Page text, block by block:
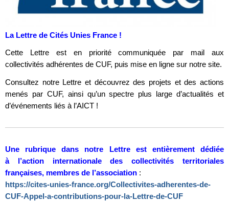
La Lettre de Cités Unies France !
Cette Lettre est en priorité communiquée par mail aux
collectivités adhérentes de CUF, puis mise en ligne sur notre site.
Consultez notre Lettre et découvrez des projets et des actions
menés par CUF, ainsi qu’un spectre plus large d’actualités et
d’événements liés à l’AICT !
Une rubrique dans notre Lettre est entièrement dédiée
à l’action internationale des collectivités territoriales
françaises, membres de l’association :
https://cites-unies-france.org/Collectivites-adherentes-de-
CUF-Appel-a-contributions-pour-la-Lettre-de-CUF